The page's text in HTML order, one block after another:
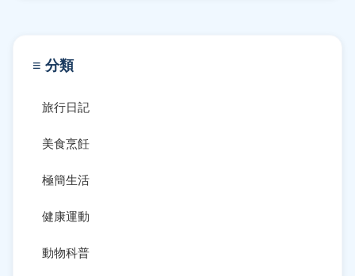
≡ 分類
旅行日記
美食烹飪
極簡生活
健康運動
動物科普